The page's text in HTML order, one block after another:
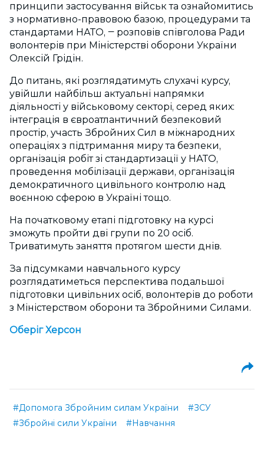
принципи застосування військ та ознайомитись
з нормативно-правовою базою, процедурами та
стандартами НАТО, ‒ розповів співголова Ради
волонтерів при Міністерстві оборони України
Олексій Грідін.
До питань, які розглядатимуть слухачі курсу,
увійшли найбільш актуальні напрямки
діяльності у військовому секторі, серед яких:
інтеграція в євроатлантичний безпековий
простір, участь Збройних Сил в міжнародних
операціях з підтримання миру та безпеки,
організація робіт зі стандартизації у НАТО,
проведення мобілізації держави, організація
демократичного цивільного контролю над
воєнною сферою в Україні тощо.
На початковому етапі підготовку на курсі
зможуть пройти дві групи по 20 осіб.
Триватимуть заняття протягом шести днів.
За підсумками навчального курсу
розглядатиметься перспектива подальшої
підготовки цивільних осіб, волонтерів до роботи
з Міністерством оборони та Збройними Силами.
Оберіг Херсон
#Допомога Збройним силам України
#ЗСУ
#Збройні сили України
#Навчання